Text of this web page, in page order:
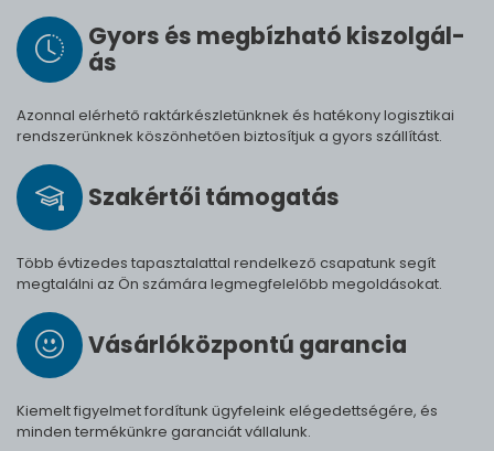
Gyors és meg­bíz­ha­tó ki­szol­gál­
ás
Azonnal elérhető raktárkészletünknek és hatékony logisztikai
rendszerünknek köszönhetően biztosítjuk a gyors szállítást.
Szak­értői tá­mo­ga­tás
Több évtizedes tapasztalattal rendelkező csapatunk segít
megtalálni az Ön számára legmegfelelőbb megoldásokat.
Vásárló­köz­pontú ga­ran­cia
Kiemelt figyelmet fordítunk ügyfeleink elégedettségére, és
minden termékünkre garanciát vállalunk.